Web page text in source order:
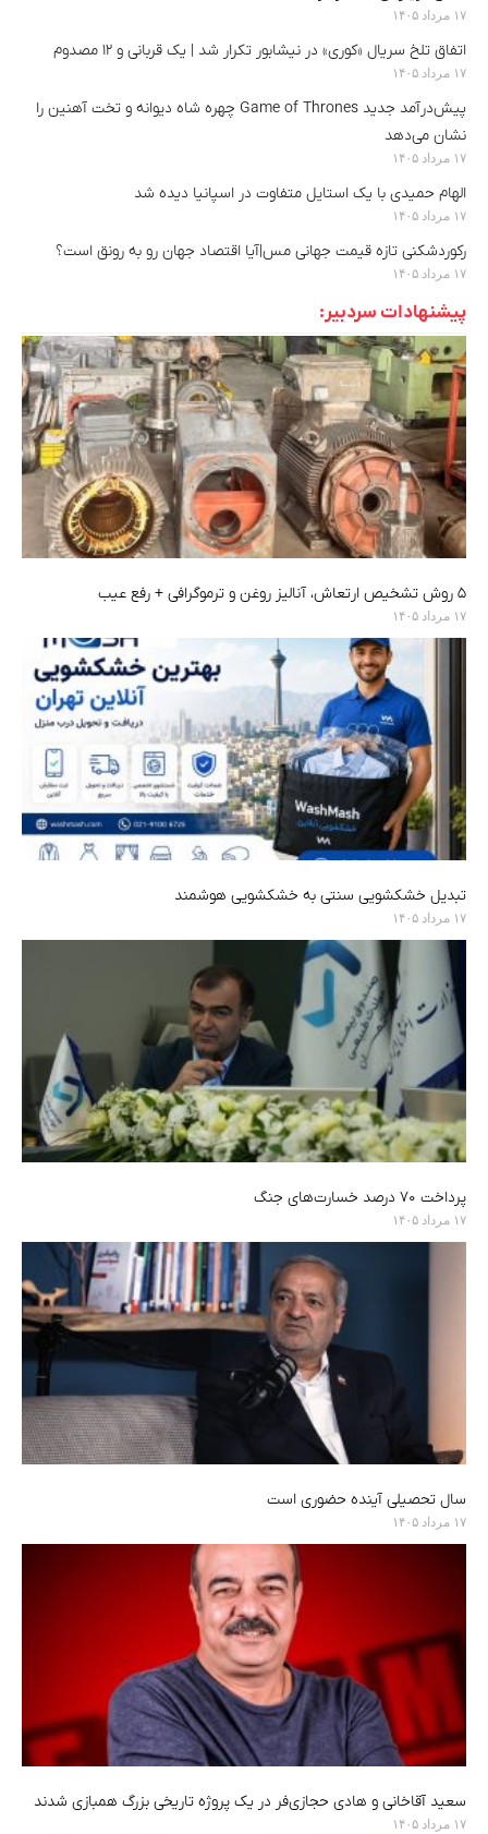
۱۷ مرداد ۱۴۰۵
اتفاق تلخ سریال «کوری» در نیشابور تکرار شد | یک قربانی و ۱۲ مصدوم
۱۷ مرداد ۱۴۰۵
پیش‌درآمد جدید Game of Thrones چهره شاه دیوانه و تخت آهنین را
نشان می‌دهد
۱۷ مرداد ۱۴۰۵
الهام حمیدی با یک استایل متفاوت در اسپانیا دیده شد
۱۷ مرداد ۱۴۰۵
رکوردشکنی تازه قیمت جهانی مس|آیا اقتصاد جهان رو به رونق است؟
۱۷ مرداد ۱۴۰۵
پیشنهادات سردبیر:
۵ روش تشخیص ارتعاش، آنالیز روغن و ترموگرافی + رفع عیب
۱۷ مرداد ۱۴۰۵
تبدیل خشکشویی سنتی به خشکشویی هوشمند
۱۷ مرداد ۱۴۰۵
پرداخت ۷۰ درصد خسارت‌های جنگ
۱۷ مرداد ۱۴۰۵
سال تحصیلی آینده حضوری است
۱۷ مرداد ۱۴۰۵
سعید آقاخانی و هادی حجازی‌فر در یک پروژه تاریخی بزرگ همبازی شدند
۱۷ مرداد ۱۴۰۵